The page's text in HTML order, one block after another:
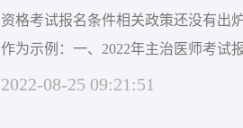
资格考试报名条件相关政策还没有出
作为示例：一、2022年主治医师考试
医师注册后从事医疗执业活动满7年；
2022-08-25 09:21:51